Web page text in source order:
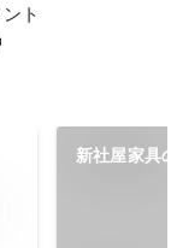
ト
新社屋家具